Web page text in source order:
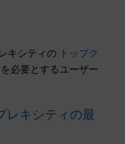
キシティの トップク
を必要とするユーザー
レキシティの最